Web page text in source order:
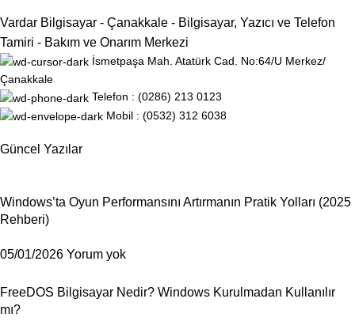
Vardar Bilgisayar - Çanakkale - Bilgisayar, Yazıcı ve Telefon
Tamiri - Bakım ve Onarım Merkezi
İsmetpaşa Mah. Atatürk Cad. No:64/U Merkez/
Çanakkale
Telefon : (0286) 213 0123
Mobil : (0532) 312 6038
Güncel Yazılar
Windows’ta Oyun Performansını Artırmanın Pratik Yolları (2025
Rehberi)
05/01/2026 Yorum yok
FreeDOS Bilgisayar Nedir? Windows Kurulmadan Kullanılır
mı?